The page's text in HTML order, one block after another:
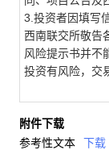
3. 投资者因填写
西南联交所敬告
风险提示书并不
投资有风险，交
附件下载
参考性文本
下载